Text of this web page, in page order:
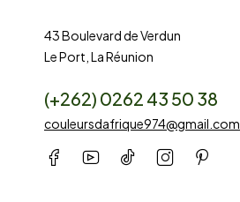
43 Boulevard de Verdun
Le Port, La Réunion
(+262) 0262 43 50 38
couleursdafrique974@gmail.com